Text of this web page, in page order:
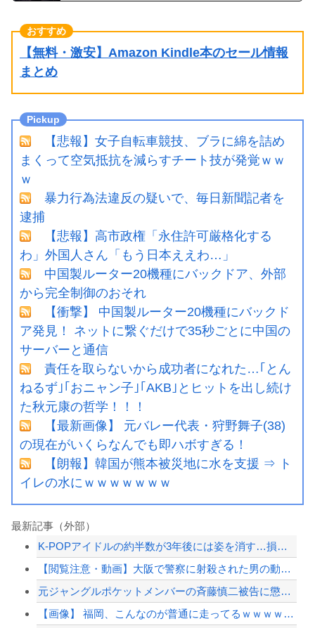
【無料・激安】Amazon Kindle本のセール情報
まとめ
【悲報】女子自転車競技、ブラに綿を詰め
まくって空気抵抗を減らすチート技が発覚ｗｗ
ｗ
暴力行為法違反の疑いで、毎日新聞記者を
逮捕
【悲報】高市政権「永住許可厳格化する
わ」外国人さん「もう日本ええわ…」
中国製ルーター20機種にバックドア、外部
から完全制御のおそれ
【衝撃】 中国製ルーター20機種にバックド
ア発見！ ネットに繋ぐだけで35秒ごとに中国の
サーバーと通信
責任を取らないから成功者になれた…｢とん
ねるず｣｢おニャン子｣｢AKB｣とヒットを出し続け
た秋元康の哲学！！！
【最新画像】 元バレー代表・狩野舞子(38)
の現在がいくらなんでも即ハボすぎる！
【朗報】韓国が熊本被災地に水を支援 ⇒ ト
イレの水にｗｗｗｗｗｗｗ
最新記事（外部）
K-POPアイドルの約半数が3年後には姿を消す…損益分岐点突破は4％未満
【閲覧注意・動画】大阪で警察に射殺された男の動画、エグい 撃たれてから叫びながら...
元ジャングルポケットメンバーの斉藤慎二被告に懲役7年求刑 ロケバスで女性に性的暴...
【画像】 福岡、こんなのが普通に走ってるｗｗｗｗｗｗｗｗｗｗｗｗｗｗｗｗｗｗｗｗ...